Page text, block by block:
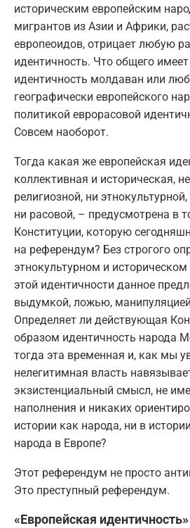
историческим европейским
мигрантов из Азии и Африки,
европеоидов, отрицает любую
идентичность. Что общего
идентичность молдаван или
географически европейского
политикой еврорасовой
Совсем наоборот.
Тогда какая же европейская
коллективная и историческая,
религиозной, ни
ни расовой, – предусмотрена в
Конституции, которую
на референдум? Без строгого
этнокультурном и
этой идентичности данное
выдумкой, ложью,
Определяет ли действующая
образом идентичность народа
тогда эта временная и, как мы
нелегитимная власть
экзистенциальный смысл, не
наполнения и никаких
истории как народа, ни в
народа в Европе?
Этот референдум не просто
Это преступный референдум.
«Европейская